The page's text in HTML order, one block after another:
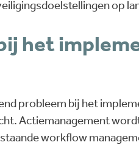
op
het
probleem bij het
Actiemanagement
workflow